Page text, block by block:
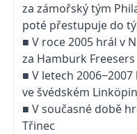
za zámořský tým
poté přestupuje do
■ V roce 2005 hrál v
za Hamburk Freesers
■ V letech 2006−2007
ve švédském
■ V současné době
Třinec